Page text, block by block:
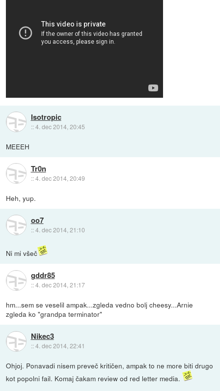
Isotropic
::4. dec 2014, 20:45
MEEEH
Tr0n
::4. dec 2014, 20:49
Heh, yup.
oo7
::4. dec 2014, 21:10
Ni mi všeč
gddr85
::4. dec 2014, 21:17
hm...sem se veselil ampak...zgleda vedno bolj cheesy...Arnie
zgleda ko "grandpa terminator"
Nikec3
::4. dec 2014, 22:41
Ohjoj. Ponavadi nisem preveč kritičen, ampak to ne more biti drugo
kot popolni fail. Komaj čakam review od red letter media.